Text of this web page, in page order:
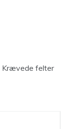
Krævede felter